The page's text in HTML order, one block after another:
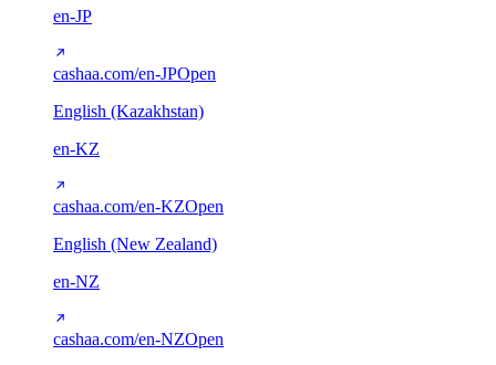
en-JP
cashaa.com/en-JPOpen
English (Kazakhstan)
en-KZ
cashaa.com/en-KZOpen
English (New Zealand)
en-NZ
cashaa.com/en-NZOpen